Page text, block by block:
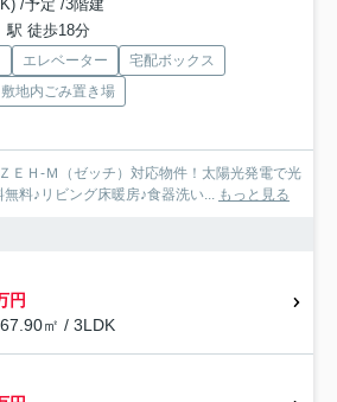
/予定 /3階建
駅 徒歩18分
エレベーター
宅配ボックス
敷地内ごみ置き場
ＥＨ-Ｍ（ゼッチ）対応物件！太陽光発電で光
料♪リビング床暖房♪食器洗い... もっと見る
円
㎡ / 3LDK